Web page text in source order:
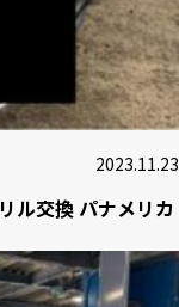
2023.11.23
交換 パナメリカ